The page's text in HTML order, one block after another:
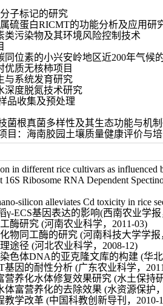
子标记的研究
硫蛋白RICMT的功能分析及应用研
类污染物及其环境风险控制技术
同位素的小兴安岭地区近200年气候
优质无核柿项目
与系统发育研究
深度脱氮技术研究
品收集及预处理
菌根真菌多样性及其生态功能与机
目：海南胶园土壤质量健康评价与
in different rice cultivars as
Ribosome RNA Dependent
silicon alleviates Cd toxicity in rice
γ-ECS基因表达的影响(西南农业学报
酶研究 (河南农业科学，2011-03)
物同工酶的研究 (河南科技大学学报
途径 (河北农业科学，2008-12)
色体DNA的亚克隆文库的构建 (华
因的耐性分析 (广东农业科学，
营养化水体修复效果研究 (水土保持
体富营养化的去除效果 (水资源保护
教学改革 (中国科教创新导刊，2010-